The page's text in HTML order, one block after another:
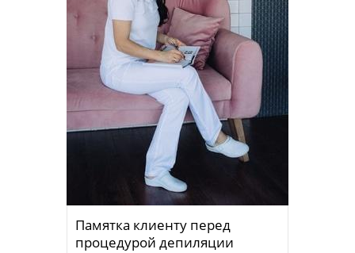
Памятка клиенту перед
процедурой депиляции